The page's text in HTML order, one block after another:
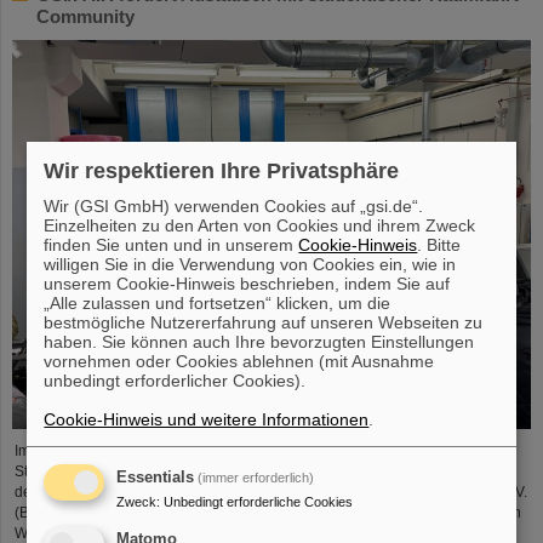
Community
Im Rahmen der BVSR-Konferenz 2026 begrüßte GSI/FAIR vor Kurzem 200
Studierende aus dem Bereich Raumfahrt und Ingenieurwissenschaften auf
dem Campus in Darmstadt. Der Bundesverband studentischer Raumfahrt e. V.
(BVSR) repräsentiert auf nationalem Level Studierendengruppen, die sich an
Weltraumprojekten beteiligen. Der Besuch bot spannende Einblicke in
Wir respektieren Ihre Privatsphäre
Wir (GSI GmbH) verwenden Cookies auf „gsi.de“.
Einzelheiten zu den Arten von Cookies und ihrem Zweck
finden Sie unten und in unseremCookie-Hinweis . Bitte
willigen Sie in die Verwendung von Cookies ein, wie in
unserem Cookie-Hinweis beschrieben, indem Sie auf
„Alle zulassen und fortsetzen“ klicken, um die
bestmögliche Nutzererfahrung auf unseren Webseiten zu
haben. Sie können auch Ihre bevorzugten Einstellungen
vornehmen oder Cookies ablehnen (mit Ausnahme
unbedingt erforderlicher Cookies).
Cookie-Hinweis und weitere Informationen
Essentials (immer erforderlich)
Zweck: Unbedingt erforderliche Cookies
Matomo